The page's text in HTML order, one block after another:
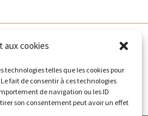
aux cookies
technologies telles que les cookies pour
fait de consentir à ces technologies
de navigation ou les ID
son consentement peut avoir un effet